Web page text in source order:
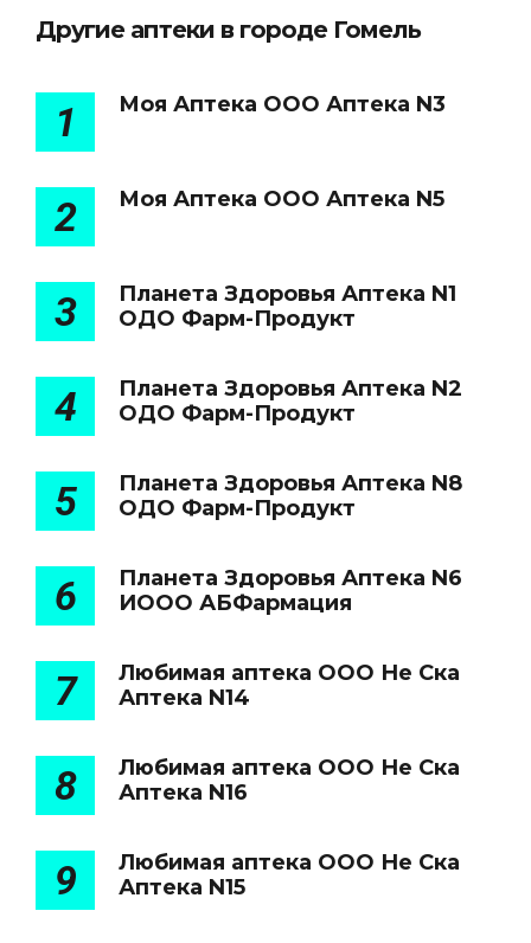
Другие аптеки в городе Гомель
1 Моя Аптека ООО Аптека N3
2 Моя Аптека ООО Аптека N5
3
Планета Здоровья Аптека N1
ОДО Фарм-Продукт
4
Планета Здоровья Аптека N2
ОДО Фарм-Продукт
5
Планета Здоровья Аптека N8
ОДО Фарм-Продукт
6
Планета Здоровья Аптека N6
ИООО АБФармация
7
Любимая аптека ООО Не Ска
Аптека N14
8
Любимая аптека ООО Не Ска
Аптека N16
9
Любимая аптека ООО Не Ска
Аптека N15